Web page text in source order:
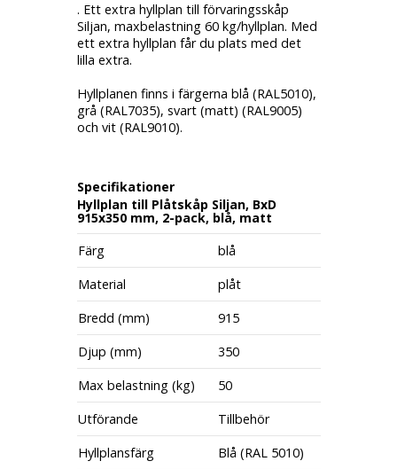
. Ett extra hyllplan till förvaringsskåp
Siljan, maxbelastning 60 kg/hyllplan. Med
ett extra hyllplan får du plats med det
lilla extra.
Hyllplanen finns i färgerna blå (RAL5010),
grå (RAL7035), svart (matt) (RAL9005)
och vit (RAL9010).
Specifikationer
Hyllplan till Plåtskåp Siljan, BxD
915x350 mm, 2-pack, blå, matt
Färg
blå
Material
plåt
Bredd (mm)
915
Djup (mm)
350
Max belastning (kg)
50
Utförande
Tillbehör
Hyllplansfärg
Blå (RAL 5010)